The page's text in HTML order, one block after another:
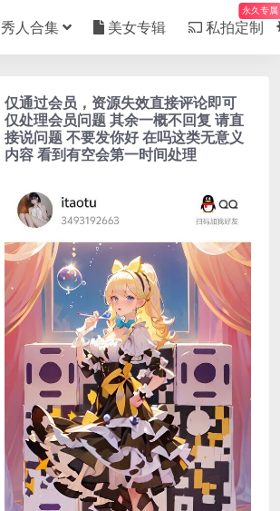
秀人合集 美女专辑 私拍定制
永久专属
仅通过会员，资源失效直接评论即可
仅处理会员问题 其余一概不回复 请直
接说问题 不要发你好 在吗这类无意义
内容 看到有空会第一时间处理